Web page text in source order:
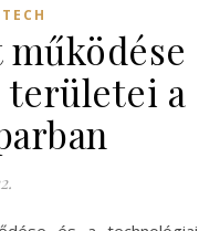
TECH
területei a